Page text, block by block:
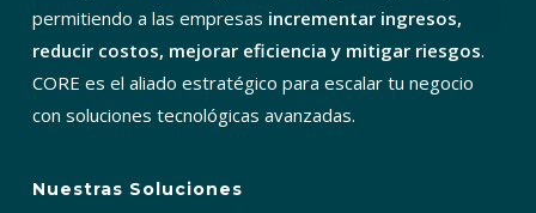
permitiendo a las empresas incrementar ingresos,
reducir costos, mejorar eficiencia y mitigar riesgos.
CORE es el aliado estratégico para escalar tu negocio
con soluciones tecnológicas avanzadas.
Nuestras Soluciones